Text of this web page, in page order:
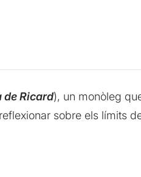
de Ricard), un monòleg
sobre els límits